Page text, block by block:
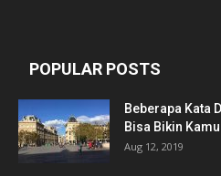
POPULAR POSTS
Beberapa Kata
Bisa Bikin
Aug 12, 2019